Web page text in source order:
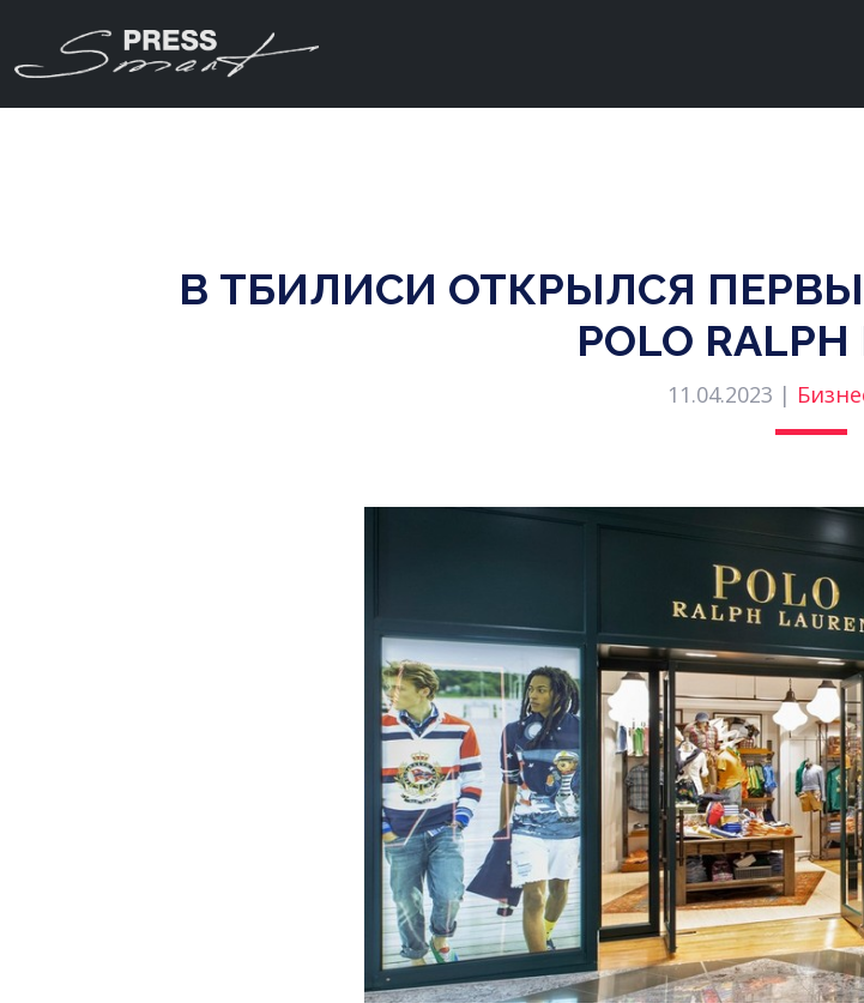
В ТБИЛИСИ ОТКРЫЛСЯ
POLO RALPH
11.04.2023 |